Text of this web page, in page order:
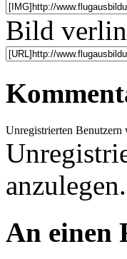
Bild
Unregistrierten Benutzern
An einen